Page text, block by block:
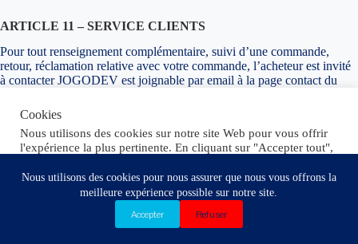
Nous utilisons des cookies pour nous assurer que nous vous offrons la
meilleure expérience possible sur notre site.
Accepter Refuser
ARTICLE 11 – SERVICE CLIENTS
Pour tout renseignement complémentaire, suivi d’une commande,
retour, réclamation relative avec votre commande, l’acheteur est invité
à contacter JOGODEV est joignable par email à la page contact du
ARTICLE 12 – RESPONSABILITÉ
12.1 Capacité
L’acheteur, préalablement à sa commande, déclare avoir la pleine
capacité juridique, lui permettant de s’engager au titre des présentes
Conditions Générales de Vente. JOGODEV ne peut en aucun cas être
tenu de vérifier la capacité juridique de ses visiteurs et des acheteurs.
Cookies
Nous utilisons des cookies sur notre site Web pour vous offrir
l'expérience la plus pertinente. En cliquant sur "Accepter tout",
dans "Réglages" vous fournirez un consentement contrôlé.